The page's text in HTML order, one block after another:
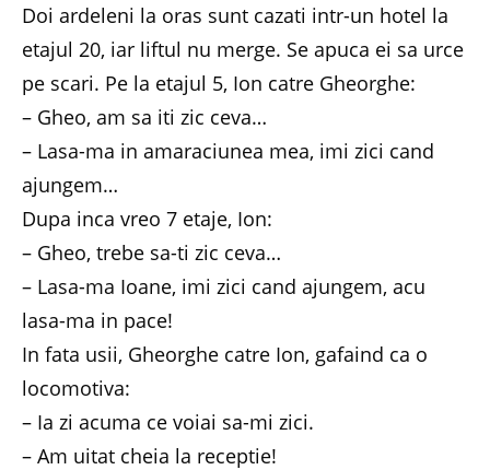
Doi ardeleni la oras sunt cazati intr-un hotel la
etajul 20, iar liftul nu merge. Se apuca ei sa urce
pe scari. Pe la etajul 5, Ion catre Gheorghe:
– Gheo, am sa iti zic ceva…
– Lasa-ma in amaraciunea mea, imi zici cand
ajungem…
Dupa inca vreo 7 etaje, Ion:
– Gheo, trebe sa-ti zic ceva…
– Lasa-ma Ioane, imi zici cand ajungem, acu
lasa-ma in pace!
In fata usii, Gheorghe catre Ion, gafaind ca o
locomotiva:
– Ia zi acuma ce voiai sa-mi zici.
– Am uitat cheia la receptie!